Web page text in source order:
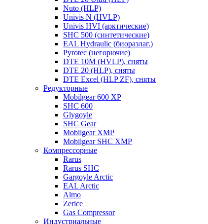
Nuto (HLP)
Univis N (HVLP)
Univis HVI (арктические)
SHC 500 (синтетические)
EAL Hydraulic (биоразлаг.)
Pyrotec (негорючие)
DTE 10M (HVLP), сняты
DTE 20 (HLP), сняты
DTE Excel (HLP ZF), сняты
Редукторные
Mobilgear 600 XP
SHC 600
Glygoyle
SHC Gear
Mobilgear XMP
Mobilgear SHC XMP
Компрессорные
Rarus
Rarus SHC
Gargoyle Arctic
EAL Arctic
Almo
Zerice
Gas Compressor
Индустриальные